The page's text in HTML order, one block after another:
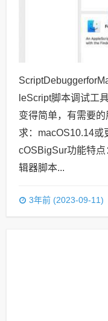
leScript脚本调试工
变得简单，有需要
求：macOS10.14或
cOSBigSur功能特
辑器脚本...
3年前 (2023-09-11)